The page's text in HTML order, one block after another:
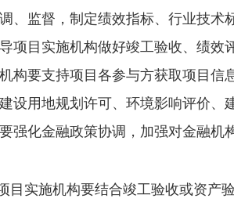
、监督，制定绩效指标、行业技术
项目实施机构做好竣工验收、绩效
构要支持项目各参与方获取项目信
用地规划许可、环境影响评价、
强化金融政策协调，加强对金融机
目实施机构要结合竣工验收或资产